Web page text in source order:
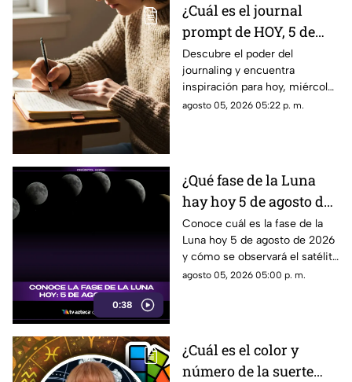
¿Cuál es el journal
prompt de HOY, 5 de
agosto de 2026? Utiliza
este texto para escribir
en tu diario y
reflexionar sobre tu día
Descubre el poder del
journaling y encuentra
inspiración para hoy, miércoles
5 de agosto de 2026. Un
agosto 05, 2026 05:22 p. m.
0:38
¿Qué fase de la Luna
hay hoy 5 de agosto de
2026? Descubre cómo
se verá el satélite esta
noche
Conoce cuál es la fase de la
Luna hoy 5 de agosto de 2026
y cómo se observará el satélite
natural durante la noche.
agosto 05, 2026 05:00 p. m.
¿Cuál es el color y
número de la suerte